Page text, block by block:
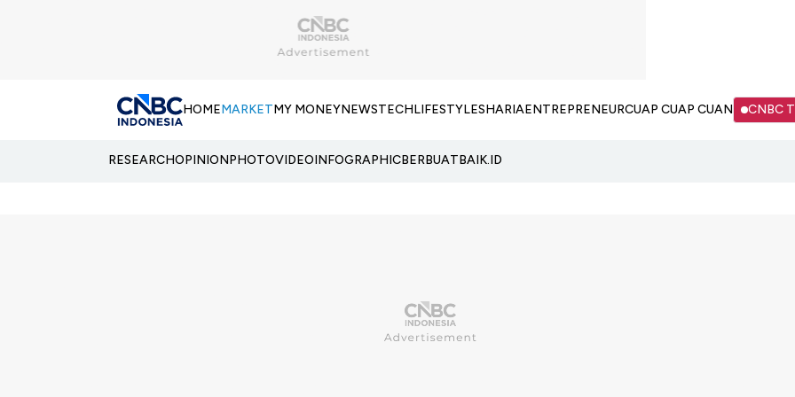
HOMEMARKETMY MONEYNEWSTECHLIFESTYLESHARIAENTREPRENEURCUAP CUAP CUAN CNBC
RESEARCHOPINIONPHOTOVIDEOINFOGRAPHICBERBUATBAIK.ID